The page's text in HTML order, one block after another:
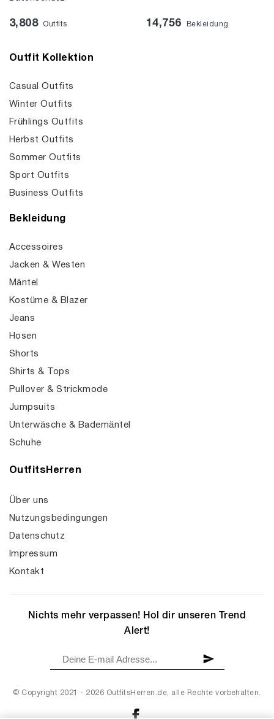
3,808 Outfits 14,756 Bekleidung
Outfit Kollektion
Casual Outfits
Winter Outfits
Frühlings Outfits
Herbst Outfits
Sommer Outfits
Sport Outfits
Business Outfits
Bekleidung
Accessoires
Jacken & Westen
Mäntel
Kostüme & Blazer
Jeans
Hosen
Shorts
Shirts & Tops
Pullover & Strickmode
Jumpsuits
Unterwäsche & Bademäntel
Schuhe
OutfitsHerren
Über uns
Nutzungsbedingungen
Datenschutz
Impressum
Kontakt
© Copyright 2021 - 2026 OutfitsHerren.de, alle Rechte vorbehalten.
Nichts mehr verpassen! Hol dir unseren Trend
Alert!